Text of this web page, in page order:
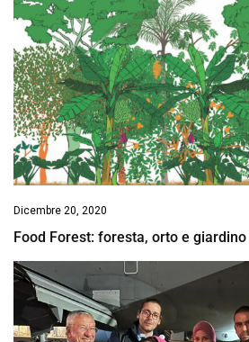
Dicembre 20, 2020
Food Forest: foresta, orto e